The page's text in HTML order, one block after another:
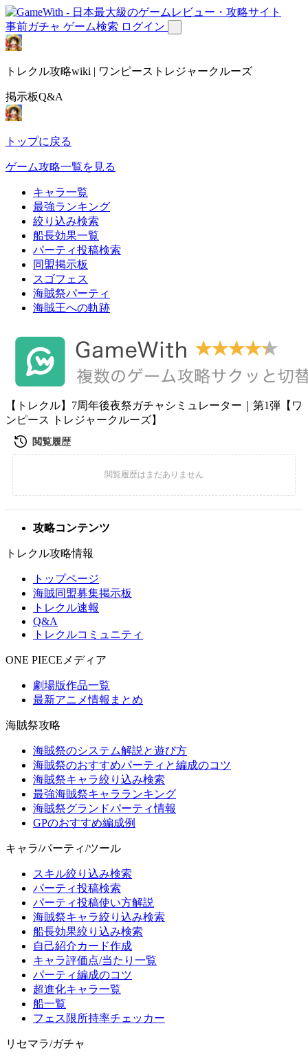
事前ガチャ ゲーム検索 ログイン
トレクル攻略wiki | ワンピーストレジャークルーズ
掲示板Q&A
トップに戻る
ゲーム攻略一覧を見る
キャラ一覧
最強ランキング
絞り込み検索
船長効果一覧
パーティ投稿検索
同盟掲示板
スゴフェス
海賊祭パーティ
海賊王への軌跡
【トレクル】7周年後夜祭ガチャシミュレーター｜第1弾【ワ
ンピース トレジャークルーズ】
攻略コンテンツ
トレクル攻略情報
トップページ
海賊同盟募集掲示板
トレクル速報
Q&A
トレクルコミュニティ
ONE PIECEメディア
劇場版作品一覧
最新アニメ情報まとめ
海賊祭攻略
海賊祭のシステム解説と遊び方
海賊祭のおすすめパーティと編成のコツ
海賊祭キャラ絞り込み検索
最強海賊祭キャラランキング
海賊祭グランドパーティ情報
GPのおすすめ編成例
キャラ/パーティ/ツール
スキル絞り込み検索
パーティ投稿検索
パーティ投稿使い方解説
海賊祭キャラ絞り込み検索
船長効果絞り込み検索
自己紹介カード作成
キャラ評価点/当たり一覧
パーティ編成のコツ
超進化キャラ一覧
船一覧
フェス限所持率チェッカー
リセマラ/ガチャ